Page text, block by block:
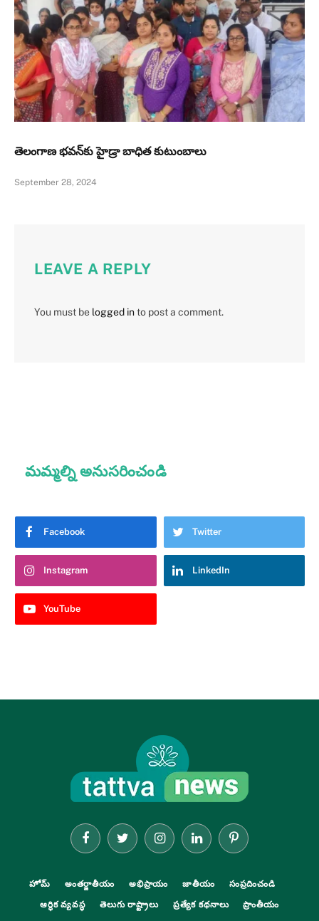
తెలంగాణ భవన్‌కు హైడ్రా బాధిత కుటుంబాలు
September 28, 2024
LEAVE A REPLY
You must be logged into post a comment.
మమ్మల్ని అనుసరించండి
Facebook Twitter
Instagram LinkedIn
YouTube
FacebookTwitter InstagramLinkedInPinterest
హోమ్ అంతర్జాతీయం అభిప్రాయం జాతీయం సంప్రదించండి
ఆర్థిక వ్యవస్థ తెలుగు రాష్ట్రాలు ప్రత్యేక కథనాలు ప్రాంతీయం